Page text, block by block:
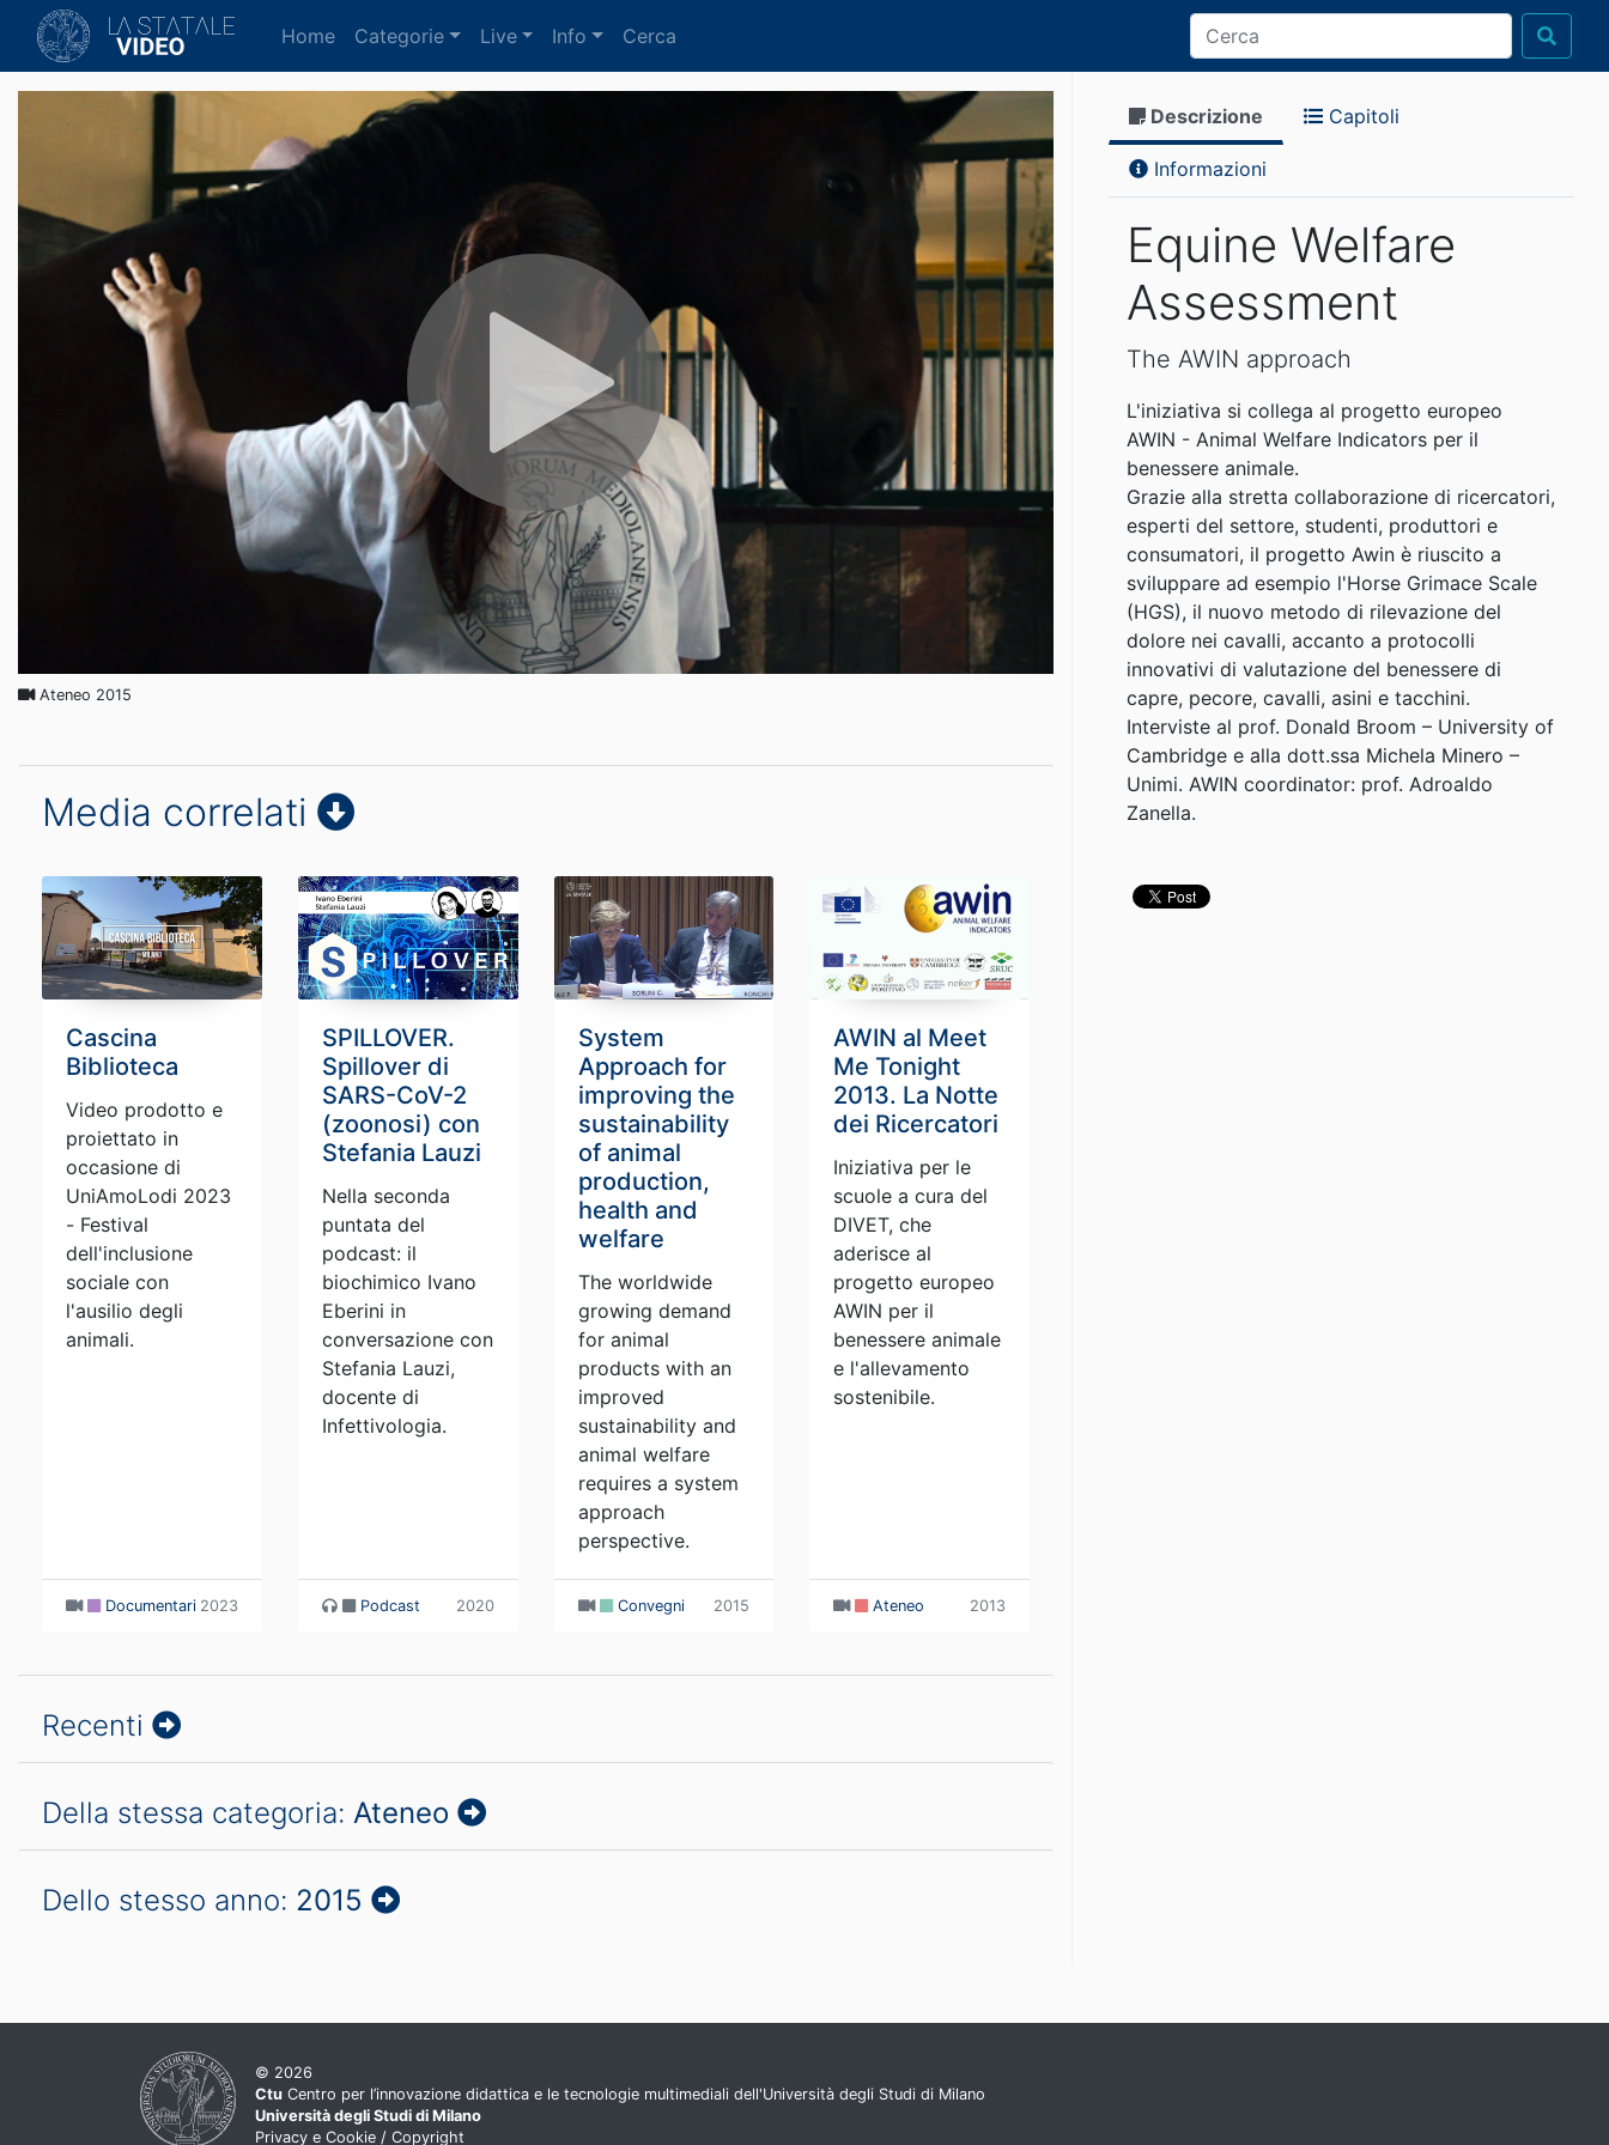
Home(current)
Categorie Live Info Cerca
Ateneo 2015
Media correlati
Cascina
Biblioteca
Video prodotto e
proiettato in
occasione di
UniAmoLodi 2023
- Festival
dell'inclusione
sociale con
l'ausilio degli
animali.
Documentari 2023
SPILLOVER.
Spillover di
SARS-CoV-2
(zoonosi) con
Stefania Lauzi
Nella seconda
puntata del
podcast: il
biochimico Ivano
Eberini in
conversazione con
Stefania Lauzi,
docente di
Infettivologia.
Podcast 2020
System
Approach for
improving the
sustainability
of animal
production,
health and
welfare
The worldwide
growing demand
for animal
products with an
improved
sustainability and
animal welfare
requires a system
approach
perspective.
Convegni 2015
AWIN al Meet
Me Tonight
2013. La Notte
dei Ricercatori
Iniziativa per le
scuole a cura del
DIVET, che
aderisce al
progetto europeo
AWIN per il
benessere animale
e l'allevamento
sostenibile.
Ateneo 2013
Recenti
Della stessa categoria: Ateneo
Dello stesso anno: 2015
Descrizione Capitoli
Informazioni
Equine Welfare
Assessment
The AWIN approach
L'iniziativa si collega al progetto europeo
AWIN - Animal Welfare Indicators per il
benessere animale.
Grazie alla stretta collaborazione di ricercatori,
esperti del settore, studenti, produttori e
consumatori, il progetto Awin è riuscito a
sviluppare ad esempio l'Horse Grimace Scale
(HGS), il nuovo metodo di rilevazione del
dolore nei cavalli, accanto a protocolli
innovativi di valutazione del benessere di
capre, pecore, cavalli, asini e tacchini.
Interviste al prof. Donald Broom – University of
Cambridge e alla dott.ssa Michela Minero –
Unimi. AWIN coordinator: prof. Adroaldo
Zanella.
© 2026
Ctu Centro per l’innovazione didattica e le tecnologie multimediali dell'Università degli Studi di Milano
Università degli Studi di Milano
Privacy e Cookie / Copyright